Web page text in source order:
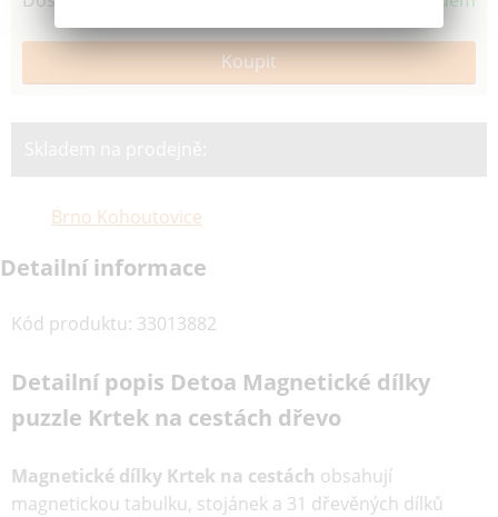
Brno Kohoutovice
Detailní informace
Kód produktu: 33013882
Detailní popis Detoa Magnetické dílky
puzzle Krtek na cestách dřevo
Magnetické dílky Krtek na cestách obsahují
magnetickou tabulku, stojánek a 31 dřevěných dílků